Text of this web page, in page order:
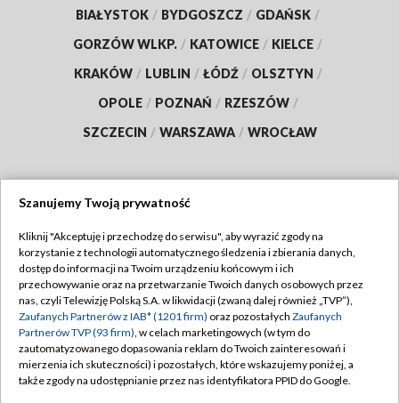
BIAŁYSTOK / BYDGOSZCZ / GDAŃSK /
GORZÓW WLKP. / KATOWICE / KIELCE /
KRAKÓW / LUBLIN / ŁÓDŹ / OLSZTYN /
OPOLE / POZNAŃ / RZESZÓW /
SZCZECIN / WARSZAWA / WROCŁAW
TVP
Abonament TVP
Emisja w TVP
Centrum informacji TVP
Naziemna Telewizja Cyfrowa
Regulamin TVP
Polityka prywatności
Moje zgody
Pomoc
Szanujemy Twoją prywatność
Kliknij "Akceptuję i przechodzę do serwisu", aby wyrazić zgody na
korzystanie z technologii automatycznego śledzenia i zbierania danych,
dostęp do informacji na Twoim urządzeniu końcowym i ich
przechowywanie oraz na przetwarzanie Twoich danych osobowych przez
nas, czyli Telewizję Polską S.A. w likwidacji (zwaną dalej również „TVP”),
Zaufanych Partnerów z IAB* (1201 firm) oraz pozostałych Zaufanych
Partnerów TVP (93 firm), w celach marketingowych (w tym do
zautomatyzowanego dopasowania reklam do Twoich zainteresowań i
mierzenia ich skuteczności) i pozostałych, które wskazujemy poniżej, a
także zgody na udostępnianie przez nas identyfikatora PPID do Google.